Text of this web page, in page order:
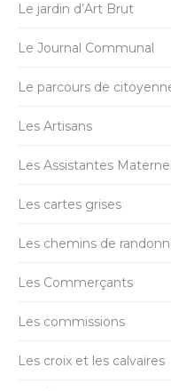
Le jardin d’Art Brut
Le Journal Communal
Le parcours de
Les Artisans
Les Assistantes
Les cartes grises
Les chemins de
Les Commerçants
Les commissions
Les croix et les calvaires